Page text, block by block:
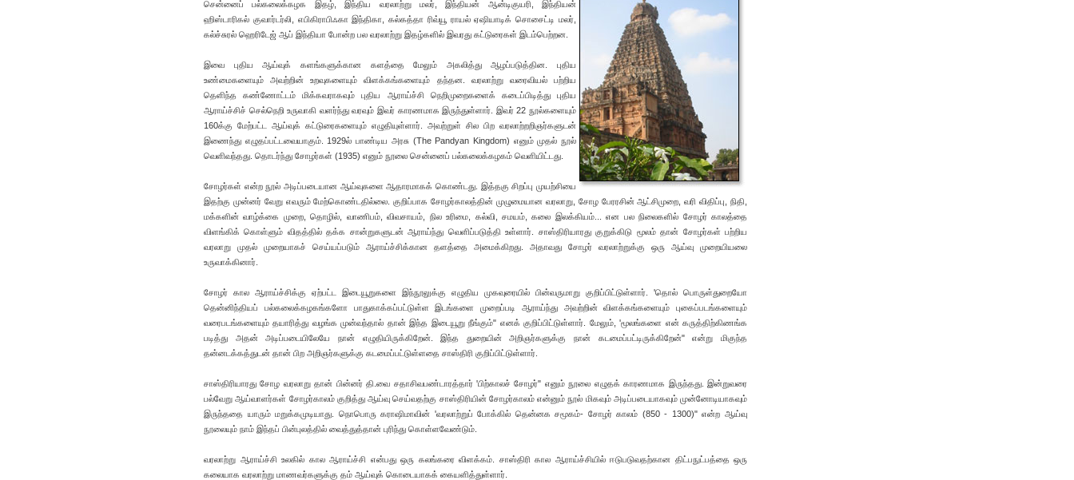
சென்னைப் பல்கலைக்கழக இதழ், இந்திய வரலாற்று மலர், இந்தியன் ஆன்டிகுயரி, இந்தியன்
ஹிஸ்டாரிகல் குவார்டர்லி, எபிகிராபிஃகா இந்திகா, கல்கத்தா ரிவ்யூ ராயல் ஏஷியாடிக் சொசைட்டி மலர்,
கல்ச்சுரல் ஹெரிடேஜ் ஆப் இந்தியா போன்ற பல வரலாற்று இதழ்களில் இவரது கட்டுரைகள் இடம்பெற்றன.
இவை புதிய ஆய்வுக் களங்களுக்கான களத்தை மேலும் அகலித்து ஆழப்படுத்தின. புதிய
உண்மைகளையும் அவற்றின் உறவுகளையும் விளக்கங்களையும் தந்தன. வரலாற்று வரைவியல் பற்றிய
தெளிந்த கண்ணோட்டம் மிக்கவராகவும் புதிய ஆராய்ச்சி நெறிமுறைகளைக் கடைப்பிடித்து புதிய
ஆராய்ச்சிச் செல்நெறி உருவாகி வளர்ந்து வரவும் இவர் காரணமாக இருந்துள்ளார். இவர் 22 நூல்களையும்
160க்கு மேற்பட்ட ஆய்வுக் கட்டுரைகளையும் எழுதியுள்ளார். அவற்றுள் சில பிற வரலாற்றறிஞர்களுடன்
இணைந்து எழுதப்பட்டவையாகும். 1929ல் பாண்டிய அரசு (The Pandyan Kingdom) எனும் முதல் நூல்
வெளிவந்தது. தொடர்ந்து சோழர்கள் (1935) எனும் நூலை சென்னைப் பல்கலைக்கழகம் வெளியிட்டது.
சோழர்கள் என்ற நூல் அடிப்படையான ஆய்வுகளை ஆதாரமாகக் கொண்டது. இத்தகு சிறப்பு முயற்சியை
இதற்கு முன்னர் வேறு எவரும் மேற்கொண்டதில்லை. குறிப்பாக சோழர்காலத்தின் முழுமையான வரலாறு, சோழ பேரரசின் ஆட்சிமுறை, வரி விதிப்பு, நிதி,
மக்களின் வாழ்க்கை முறை, தொழில், வாணிபம், விவசாயம், நில உரிமை, கல்வி, சமயம், கலை இலக்கியம்... என பல நிலைகளில் சோழர் காலத்தை
விளங்கிக் கொள்ளும் விதத்தில் தக்க சான்றுகளுடன் ஆராய்ந்து வெளிப்படுத்தி உள்ளார். சாஸ்திரியாரது குறுக்கிடு மூலம் தான் சோழர்கள் பற்றிய
வரலாறு முதல் முறையாகச் செய்யப்படும் ஆராய்ச்சிக்கான தளத்தை அமைக்கிறது. அதாவது சோழர் வரலாற்றுக்கு ஒரு ஆய்வு முறையியலை
உருவாக்கினார்.
சோழர் கால ஆராய்ச்சிக்கு ஏற்பட்ட இடையூறுகளை இந்நூலுக்கு எழுதிய முகவுரையில் பின்வருமாறு குறிப்பிட்டுள்ளார். 'தொல் பொருள்துறையோ
தென்னிந்தியப் பல்கலைக்கழகங்களோ பாதுகாக்கப்பட்டுள்ள இடங்களை முறைப்படி ஆராய்ந்து அவற்றின் விளக்கங்களையும் புகைப்படங்களையும்
வரைபடங்களையும் தயாரித்து வழங்க முன்வந்தால் தான் இந்த இடையூறு நீங்கும்" எனக் குறிப்பிட்டுள்ளார். மேலும், 'மூலங்களை என் கருத்திற்கிணங்க
படித்து அதன் அடிப்படையிலேயே நான் எழுதியிருக்கிறேன். இந்த துறையின் அறிஞர்களுக்கு நான் கடமைப்பட்டிருக்கிறேன்" என்று மிகுந்த
தன்னடக்கத்துடன் தான் பிற அறிஞர்களுக்கு கடமைப்பட்டுள்ளதை சாஸ்திரி குறிப்பிட்டுள்ளார்.
சாஸ்திரியாரது சோழ வரலாறு தான் பின்னர் தி.வை சதாசிவபண்டாரத்தார் 'பிற்காலச் சோழர்" எனும் நூலை எழுதக் காரணமாக இருந்தது. இன்றுவரை
பல்வேறு ஆய்வாளர்கள் சோழர்காலம் குறித்து ஆய்வு செய்வதற்கு சாஸ்திரியின் சோழர்காலம் என்னும் நூல் மிகவும் அடிப்படையாகவும் முன்னோடியாகவும்
இருந்ததை யாரும் மறுக்கமுடியாது. நொபொரு கராஷிமாவின் 'வரலாற்றுப் போக்கில் தென்னக சமூகம்- சோழர் காலம் (850 - 1300)" என்ற ஆய்வு
நூலையும் நாம் இந்தப் பின்புலத்தில் வைத்துத்தான் புரிந்து கொள்ளவேண்டும்.
வரலாற்று ஆராய்ச்சி உலகில் கால ஆராய்ச்சி என்பது ஒரு கலங்கரை விளக்கம். சாஸ்திரி கால ஆராய்ச்சியில் ஈடுபடுவதற்கான திட்பநுட்பத்தை ஒரு
கலையாக வரலாற்று மாணவர்களுக்கு தம் ஆய்வுக் கொடையாகக் கையளித்துள்ளார்.